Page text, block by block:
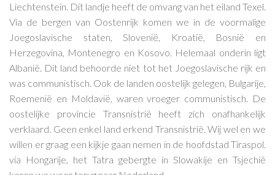
Liechtenstein. Dit landje heeft de omvang van het eiland Texel.
Via de bergen van Oostenrijk komen we in de voormalige
Joegoslavische staten, Slovenië, Kroatië, Bosnië en
Herzegovina, Montenegro en Kosovo. Helemaal onderin ligt
Albanië. Dit land behoorde niet tot het Joegoslavische rijk en
was communistisch. Ook de landen oostelijk gelegen, Bulgarije,
Roemenië en Moldavië, waren vroeger communistisch. De
oostelijke provincie Transnistrië heeft zich onafhankelijk
verklaard. Geen enkel land erkend Transnistrië. Wij wel en we
willen er graag een kijkje gaan nemen in de hoofdstad Tiraspol.
via Hongarije, het Tatra gebergte in Slowakije en Tsjechië